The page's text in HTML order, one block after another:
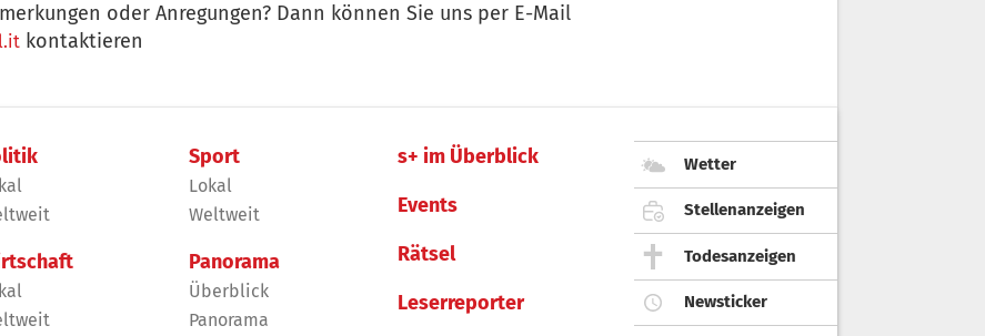
oder Anregungen? Dann können Sie uns per E-Mail
kontaktieren
Sport
Lokal
Weltweit
Panorama
Überblick
Panorama
s+ im Überblick
Events
Rätsel
Leserreporter
Wetter
Stellenanzeigen
Todesanzeigen
Newsticker